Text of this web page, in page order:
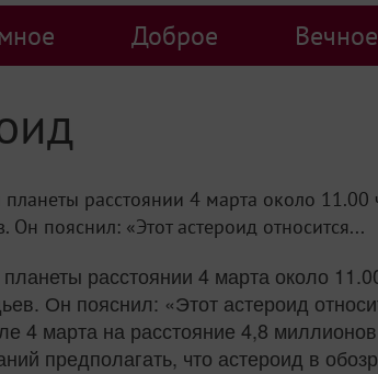
Доброе Вечное
расстоянии 4 марта около
пояснил: «Этот астероид относится...
расстоянии 4 марта около
Он пояснил: «Этот астероид
4 марта на расстояние 4,8
предполагать, что астероид в